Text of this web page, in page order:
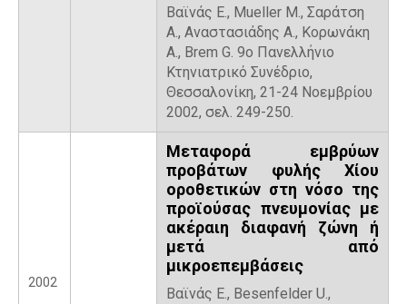
Βαϊνάς Ε., Mueller M., Σαράτση
Α., Αναστασιάδης Α., Κορωνάκη
Α., Brem G. 9ο Πανελλήνιο
Κτηνιατρικό Συνέδριο,
Θεσσαλονίκη, 21-24 Νοεμβρίου
2002, σελ. 249-250.
2002
Μεταφορά εμβρύων
προβάτων φυλής Χίου
οροθετικών στη νόσο της
προϊούσας πνευμονίας με
ακέραιη διαφανή ζώνη ή
μετά από
μικροεπεμβάσεις
Βαϊνάς Ε., Besenfelder U.,